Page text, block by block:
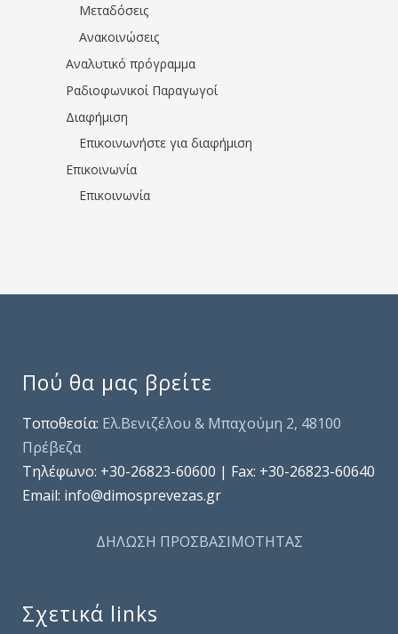
Μεταδόσεις
Ανακοινώσεις
Αναλυτικό πρόγραμμα
Ραδιοφωνικοί Παραγωγοί
Διαφήμιση
Επικοινωνήστε για διαφήμιση
Επικοινωνία
Επικοινωνία
Πού θα μας βρείτε
Τοποθεσία: Ελ.Βενιζέλου & Μπαχούμη 2, 48100
Πρέβεζα
Τηλέφωνo: +30-26823-60600 | Fax: +30-26823-60640
Email: info@dimosprevezas.gr
ΔΗΛΩΣΗ ΠΡΟΣΒΑΣΙΜΟΤΗΤΑΣ
Σχετικά links